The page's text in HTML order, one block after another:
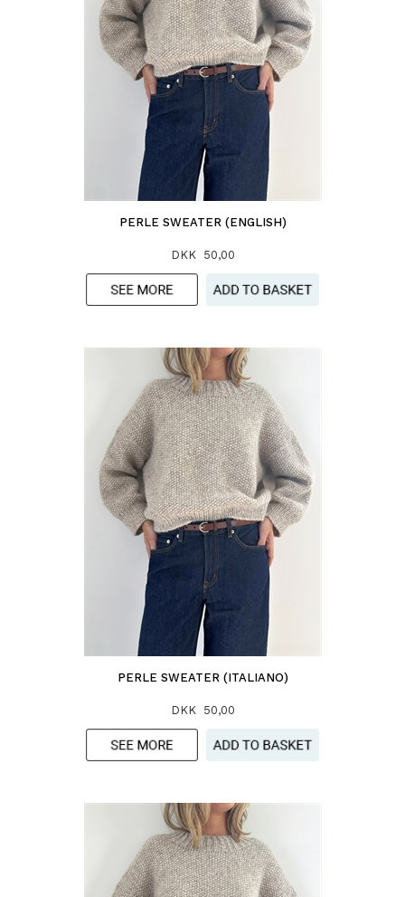
PERLE SWEATER (ENGLISH)
DKK 50,00
PERLE SWEATER (ITALIANO)
DKK 50,00